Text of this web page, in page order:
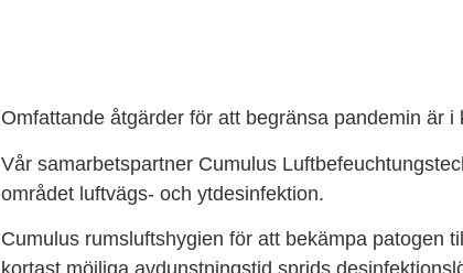
Omfattande åtgärder för att begränsa pandemin är i
Vår samarbetspartner Cumulus
området luftvägs- och ytdesinfektion.
Cumulus rumsluftshygien för att bekämpa patogen
kortast möjliga avdunstningstid sprids